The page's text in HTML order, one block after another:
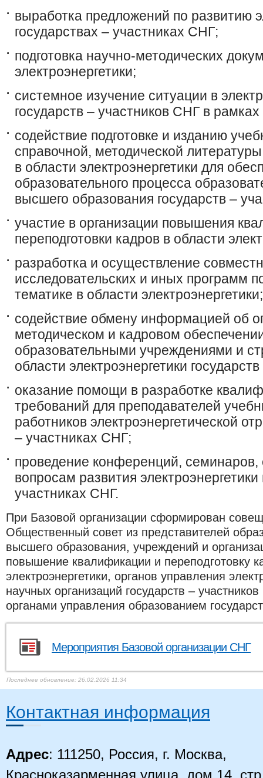
выработка предложений по развитию
государствах – участниках СНГ;
подготовка научно-методических
электроэнергетики;
системное изучение ситуации в
государств – участников СНГ в
содействие подготовке и изданию
справочной, методической
в области электроэнергетики для
образовательного процесса
высшего образования государств –
участие в организации повышения
переподготовки кадров в области
разработка и осуществление
исследовательских и иных программ
тематике в области электроэнергетики;
содействие обмену информацией об
методическом и кадровом
образовательными учреждениями и
области электроэнергетики
оказание помощи в разработке
требований для преподавателей
работников электроэнергетической
– участниках СНГ;
проведение конференций, семинаров,
вопросам развития электроэнергетики
участниках СНГ.
При Базовой организации сформирован
Общественный совет из представителей
высшего образования, учреждений и
повышение квалификации и переподготовку
электроэнергетики, органов управления
научных организаций государств –
органами управления образованием
Мероприятия Базовой организации СНГ
26.02.2026 11:34
Контактная информация
Адрес: 111250, Россия, г. Москва,